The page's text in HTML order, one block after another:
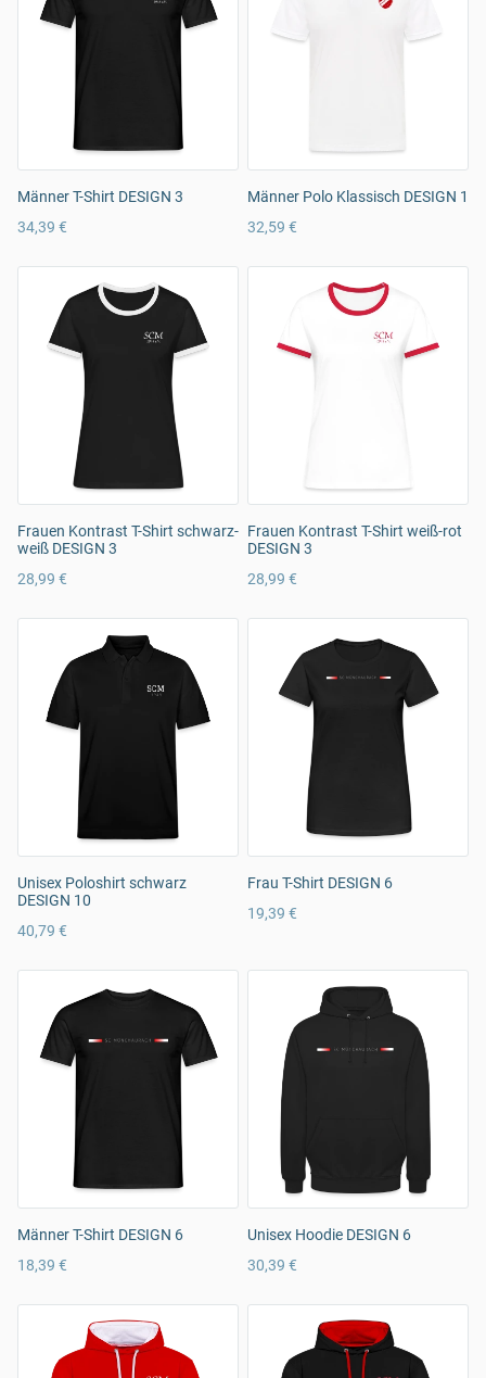
Männer T-Shirt DESIGN 3
34,39 €
Männer Polo Klassisch DESIGN 1
32,59 €
Frauen Kontrast T-Shirt schwarz-
weiß DESIGN 3
28,99 €
Frauen Kontrast T-Shirt weiß-rot
DESIGN 3
28,99 €
Unisex Poloshirt schwarz
DESIGN 10
40,79 €
Frau T-Shirt DESIGN 6
19,39 €
Männer T-Shirt DESIGN 6
18,39 €
Unisex Hoodie DESIGN 6
30,39 €